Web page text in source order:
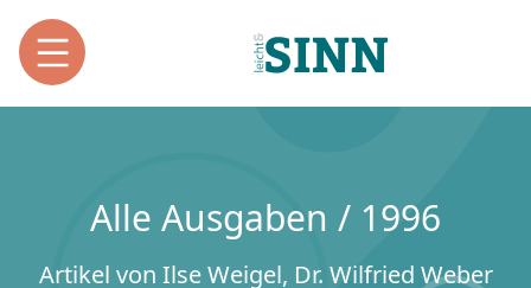
Alle Ausgaben / 1996
Artikel von Ilse Weigel, Dr. Wilfried Weber